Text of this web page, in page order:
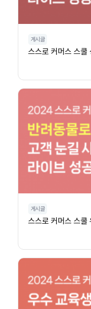
게시글
스스로 커머스 스쿨
게시글
스스로 커머스 스쿨